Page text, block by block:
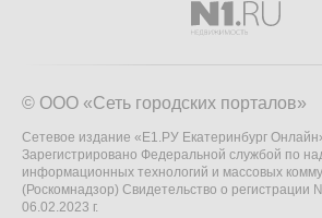
© ООО «Сеть городских порталов»
Сетевое издание «Е1.РУ Екатеринбург
Зарегистрировано Федеральной службой по
информационных технологий и массовых
(Роскомнадзор) Свидетельство о
06.02.2023 г.